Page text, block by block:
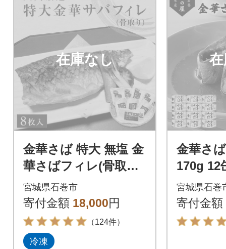
在庫なし
金華さば 特大 無塩 金
華さばフィレ(骨取り)
8枚 冷凍 個包装 小分
け 金華サバ 無塩 骨な
し 鯖
宮城県石巻市
寄付金額 18,000円
（124件）
冷凍
金華さ
170g 12
ば サバ
噌 みそ
宮城県石巻
寄付金額